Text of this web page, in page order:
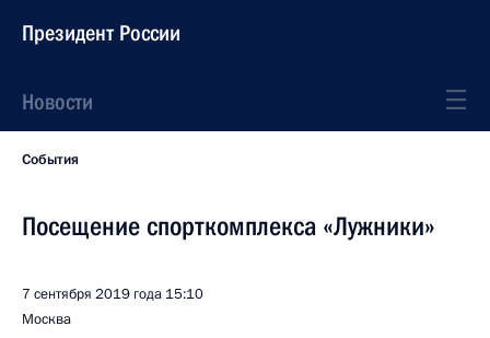
Президент России
Новости
События
Посещение спорткомплекса «Лужники»
7 сентября 2019 года 15:10
Москва